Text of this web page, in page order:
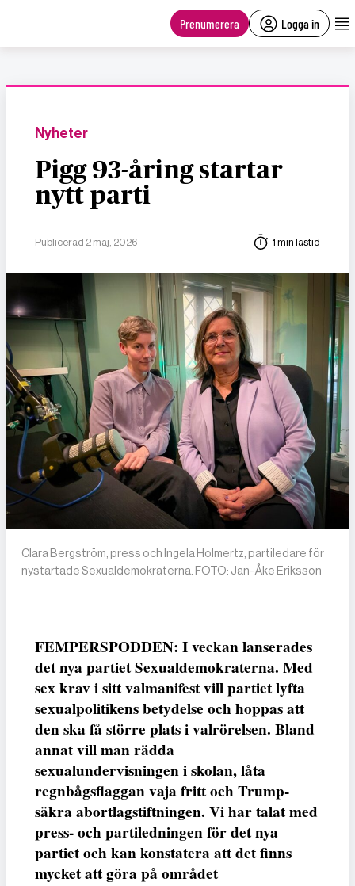
Prenumerera Logga in
Nyheter
Pigg 93-åring startar
nytt parti
Publicerad 2 maj, 2026 1 min lästid
Clara Bergström, press och Ingela Holmertz, partiledare för
nystartade Sexualdemokraterna. FOTO: Jan-Åke Eriksson
FEMPERSPODDEN: I veckan lanserades
det nya partiet Sexualdemokraterna. Med
sex krav i sitt valmanifest vill partiet lyfta
sexualpolitikens betydelse och hoppas att
den ska få större plats i valrörelsen. Bland
annat vill man rädda
sexualundervisningen i skolan, låta
regnbågsflaggan vaja fritt och Trump-
säkra abortlagstiftningen. Vi har talat med
press- och partiledningen för det nya
partiet och kan konstatera att det finns
mycket att göra på området